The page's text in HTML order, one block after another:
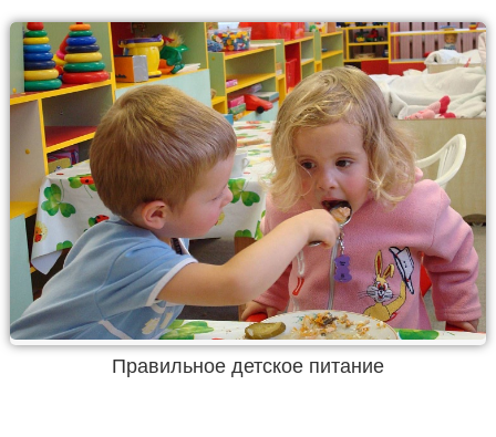
Правильное детское питание